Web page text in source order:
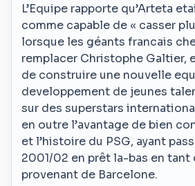
L’Equipe rapporte qu’Arteta
comme capable de « casser
lorsque les géants francais
remplacer Christophe Galtier,
de construire une nouvelle
developpement de jeunes
sur des superstars
en outre l’avantage de bien
et l’histoire du PSG, ayant
2001/02 en prêt la-bas en tant
provenant de Barcelone.